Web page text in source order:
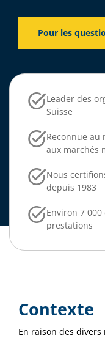
Pour les
Leader des
Suisse
Reconnue au
aux marchés
Nous
depuis 1983
Environ 7
prestations
Contexte
En raison des